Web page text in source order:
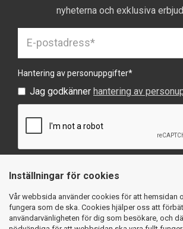
nyheterna och exklusiva
Hantering av personuppgifter*
Jag godkänner hantering av
Inställningar för cookies
Vår webbsida använder cookies för att hemsidan
fungera som de ska. Cookies hjälper oss att
användarvänligheten för dig som besökare, och